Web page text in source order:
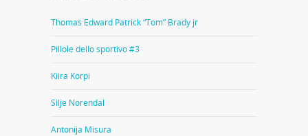
Thomas Edward Patrick “Tom” Brady jr
Pillole dello sportivo #3
Kiira Korpi
Silje Norendal
Antonija Misura